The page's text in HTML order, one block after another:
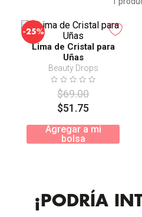
-25%
Lima de Cristal para
Uñas
Beauty Drops
$69.00
$51.75
Agregar a mi
bolsa
¡PODRÍA